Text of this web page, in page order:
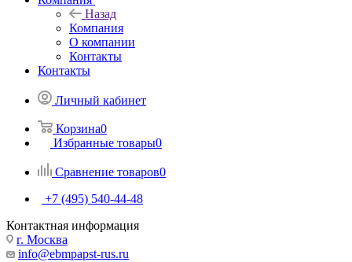
Назад
Компания
О компании
Контакты
Контакты
Личный кабинет
Корзина0
Избранные товары0
Сравнение товаров0
+7 (495) 540-44-48
Контактная информация
г. Москва
info@ebmpapst-rus.ru